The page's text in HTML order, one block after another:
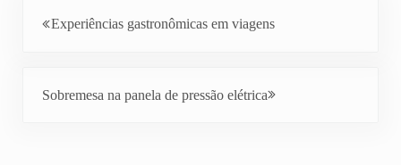
Experiências gastronômicas em viagens
Sobremesa na panela de pressão elétrica